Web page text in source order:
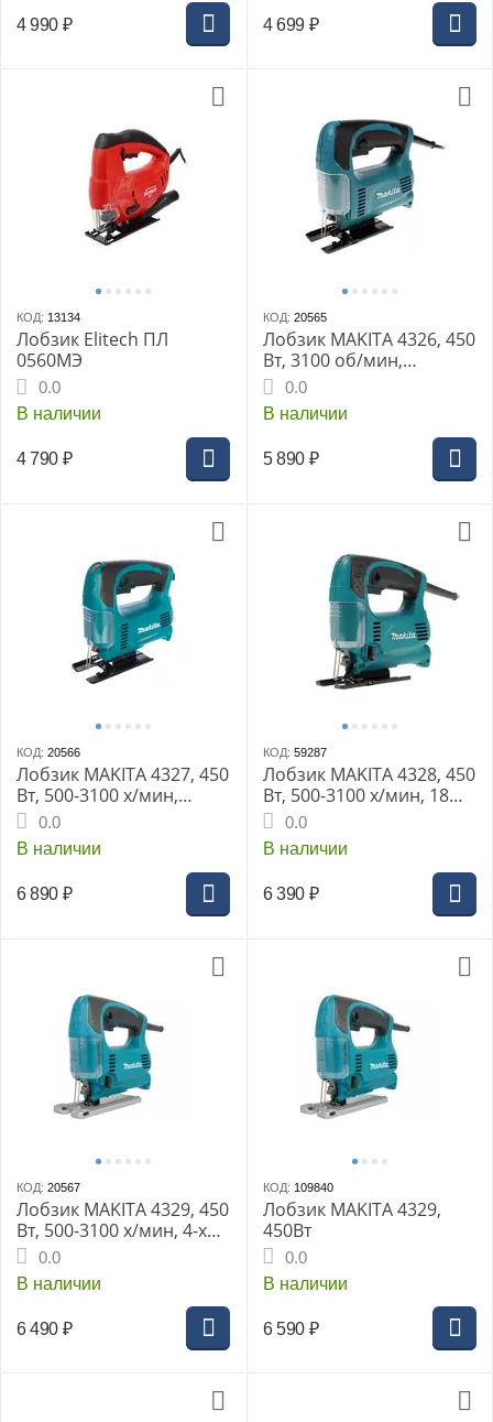
4 990 ₽ 4 699 ₽
КОД: 13134
Лобзик Elitech ПЛ
0560МЭ
0.0
В наличии
4 790 ₽
КОД: 20565
Лобзик MAKITA 4326, 450
Вт, 3100 об/мин,
коробка
0.0
В наличии
5 890 ₽
КОД: 20566
Лобзик MAKITA 4327, 450
Вт, 500-3100 х/мин,
коробка
0.0
В наличии
6 890 ₽
КОД: 59287
Лобзик MAKITA 4328, 450
Вт, 500-3100 х/мин, 18
мм, 65 мм, 1.8 кг, маятн.
ход, стальная подошва
0.0
В наличии
6 390 ₽
КОД: 20567
Лобзик MAKITA 4329, 450
Вт, 500-3100 х/мин, 4-х
ступ. маятн. ход,
коробка
0.0
В наличии
6 490 ₽
КОД: 109840
Лобзик MAKITA 4329,
450Вт
0.0
В наличии
6 590 ₽